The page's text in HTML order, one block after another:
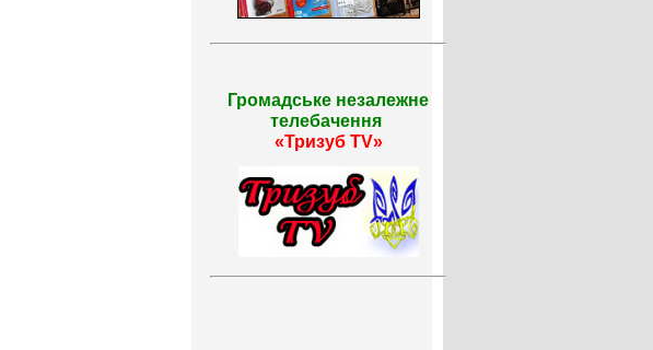
Громадське незалежне
телебачення
«Тризуб TV»